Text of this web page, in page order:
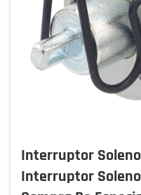
Interruptor
Interruptor